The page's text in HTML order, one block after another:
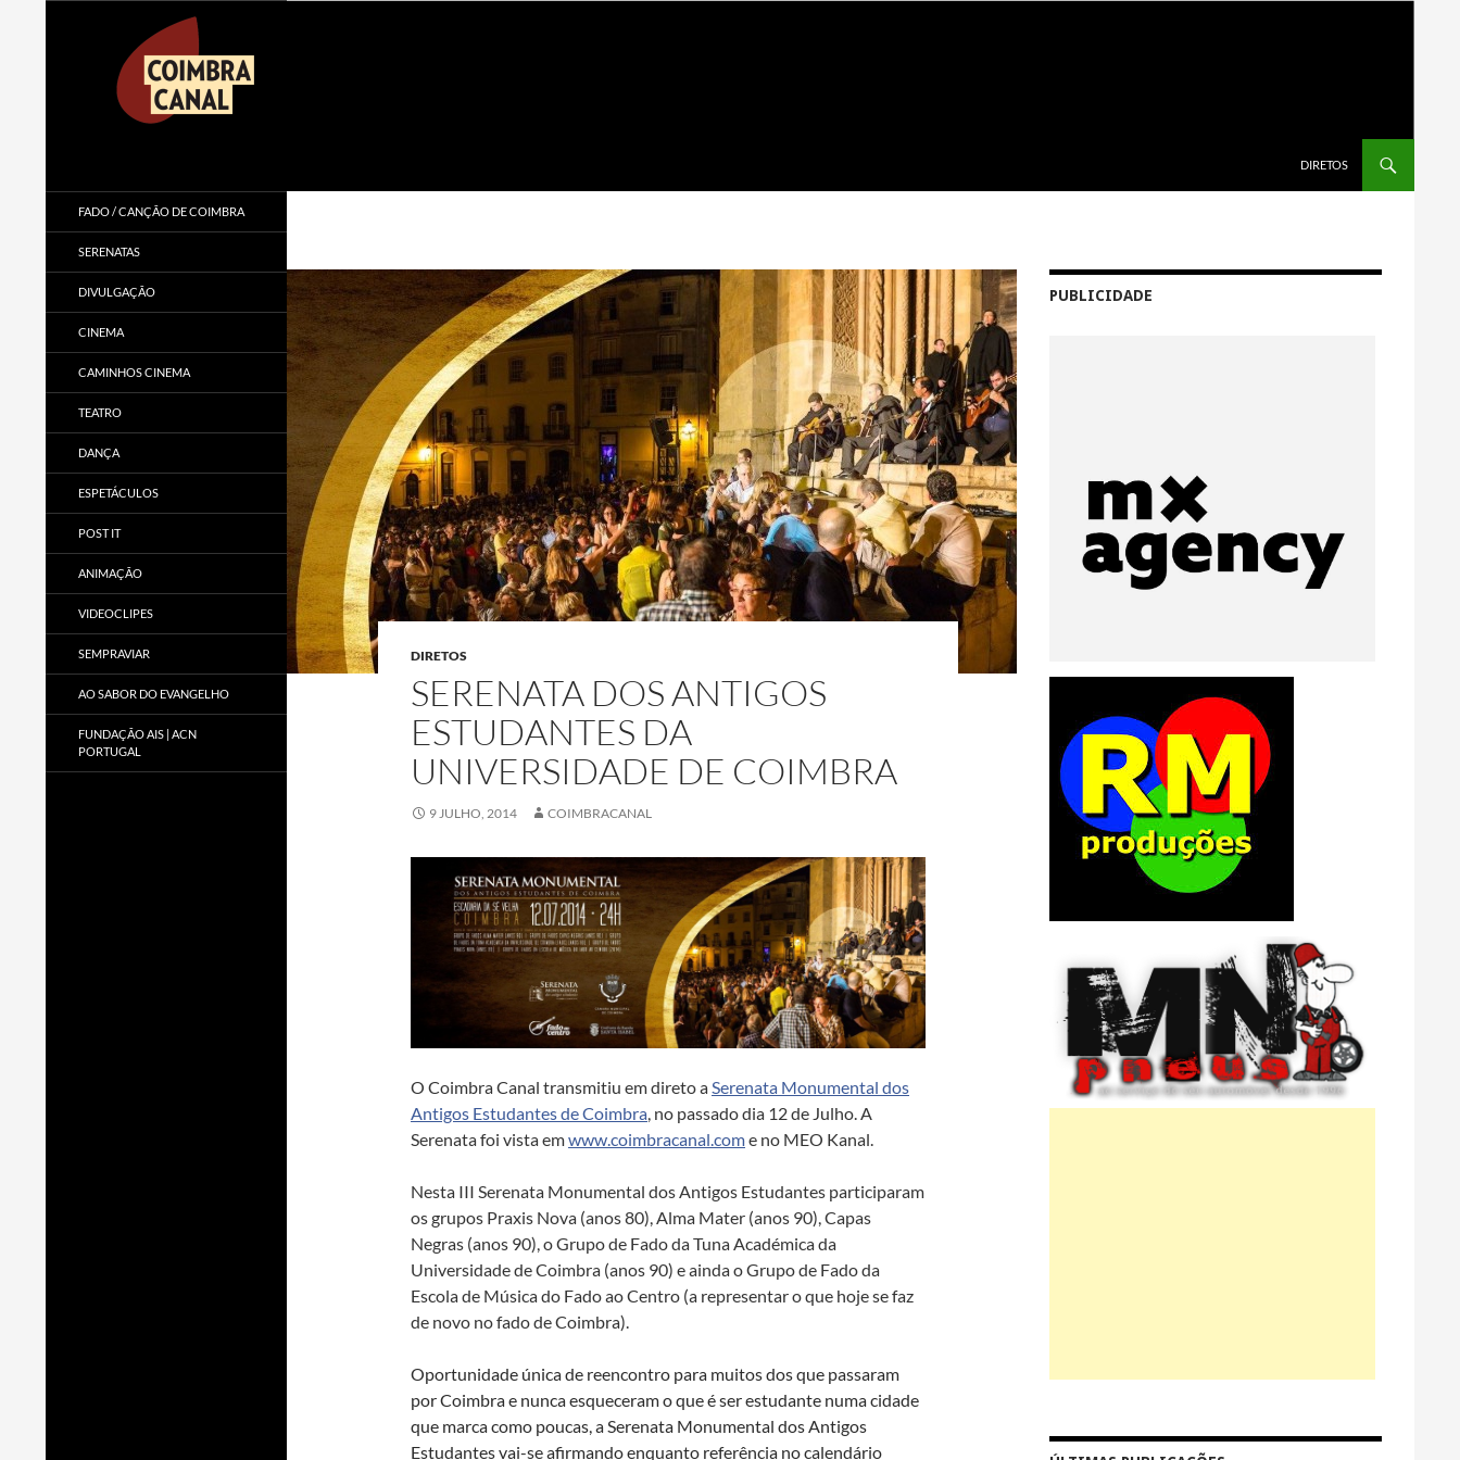
DIRETOS
DIRETOS
SERENATA DOS ANTIGOS
ESTUDANTES DA
UNIVERSIDADE DE COIMBRA
9 JULHO, 2014 COIMBRACANAL
O Coimbra Canal transmitiu em direto aSerenata Monumental dos
Antigos Estudantes de Coimbra, no passado dia 12 de Julho. A
Serenata foi vista emwww.coimbracanal.come no MEO Kanal.
Nesta III Serenata Monumental dos Antigos Estudantes participaram
os grupos Praxis Nova (anos 80), Alma Mater (anos 90), Capas
Negras (anos 90), o Grupo de Fado da Tuna Académica da
Universidade de Coimbra (anos 90) e ainda o Grupo de Fado da
Escola de Música do Fado ao Centro (a representar o que hoje se faz
de novo no fado de Coimbra).
Oportunidade única de reencontro para muitos dos que passaram
por Coimbra e nunca esqueceram o que é ser estudante numa cidade
que marca como poucas, a Serenata Monumental dos Antigos
Estudantes vai-se afirmando enquanto referência no calendário
PUBLICIDADE
FADO / CANÇÃO DE COIMBRA
SERENATAS
DIVULGAÇÃO
CINEMA
CAMINHOS CINEMA
TEATRO
DANÇA
ESPETÁCULOS
POST IT
ANIMAÇÃO
VIDEOCLIPES
SEMPRAVIAR
AO SABOR DO EVANGELHO
FUNDAÇÃO AIS | ACN
PORTUGAL